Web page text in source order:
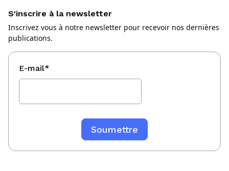
S'inscrire à la newsletter
Inscrivez vous à notre newsletter pour recevoir nos dernières
publications.
E-mail*